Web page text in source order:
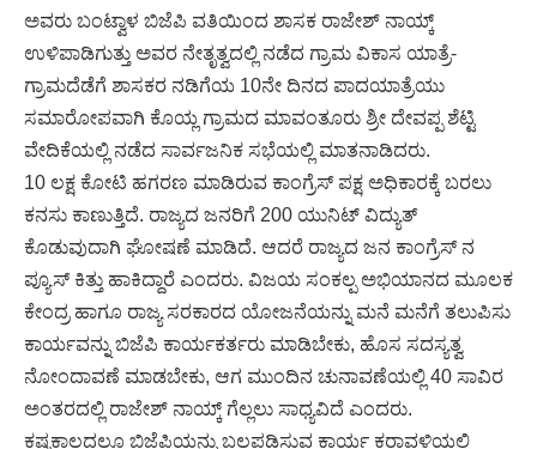
ಅವರು ಬಂಟ್ವಾಳ ಬಿಜೆಪಿ ವತಿಯಿಂದ ಶಾಸಕ ರಾಜೇಶ್ ನಾಯ್ಕ್
ಉಳಿಪಾಡಿಗುತ್ತು ಅವರ ನೇತೃತ್ವದಲ್ಲಿ ನಡೆದ ಗ್ರಾಮ ವಿಕಾಸ ಯಾತ್ರೆ-
ಗ್ರಾಮದೆಡೆಗೆ ಶಾಸಕರ ನಡಿಗೆಯ 10ನೇ ದಿನದ ಪಾದಯಾತ್ರೆಯು
ಸಮಾರೋಪವಾಗಿ ಕೊಯ್ಲ ಗ್ರಾಮದ ಮಾವಂತೂರು ಶ್ರೀ ದೇವಪ್ಪ ಶೆಟ್ಟಿ
ವೇದಿಕೆಯಲ್ಲಿ ನಡೆದ ಸಾರ್ವಜನಿಕ ಸಭೆಯಲ್ಲಿ ಮಾತನಾಡಿದರು.
10 ಲಕ್ಷ ಕೋಟಿ ಹಗರಣ ಮಾಡಿರುವ ಕಾಂಗ್ರೆಸ್ ಪಕ್ಷ ಅಧಿಕಾರಕ್ಕೆ ಬರಲು
ಕನಸು ಕಾಣುತ್ತಿದೆ. ರಾಜ್ಯದ ಜನರಿಗೆ 200 ಯುನಿಟ್ ವಿದ್ಯುತ್
ಕೊಡುವುದಾಗಿ ಘೋಷಣೆ ಮಾಡಿದೆ. ಆದರೆ ರಾಜ್ಯದ ಜನ ಕಾಂಗ್ರೆಸ್ ನ
ಪ್ಯೂಸ್ ಕಿತ್ತು ಹಾಕಿದ್ದಾರೆ ಎಂದರು. ವಿಜಯ ಸಂಕಲ್ಪ ಅಭಿಯಾನದ ಮೂಲಕ
ಕೇಂದ್ರ ಹಾಗೂ ರಾಜ್ಯ ಸರಕಾರದ ಯೋಜನೆಯನ್ನು ಮನೆ ಮನೆಗೆ ತಲುಪಿಸು
ಕಾರ್ಯವನ್ನು ಬಿಜೆಪಿ ಕಾರ್ಯಕರ್ತರು ಮಾಡಿಬೇಕು, ಹೊಸ ಸದಸ್ಯತ್ವ
ನೋಂದಾವಣೆ ಮಾಡಬೇಕು, ಆಗ ಮುಂದಿನ ಚುನಾವಣೆಯಲ್ಲಿ 40 ಸಾವಿರ
ಅಂತರದಲ್ಲಿ ರಾಜೇಶ್ ನಾಯ್ಕ್ ಗೆಲ್ಲಲು ಸಾಧ್ಯವಿದೆ ಎಂದರು.
ಕಷ್ಟಕಾಲದಲ್ಲೂ ಬಿಜೆಪಿಯನ್ನು ಬಲಪಡಿಸುವ ಕಾರ್ಯ ಕರಾವಳಿಯಲ್ಲಿ